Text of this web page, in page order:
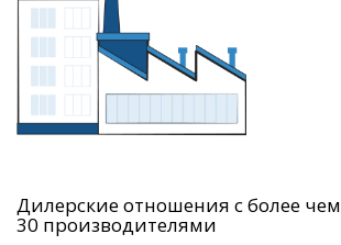
Дилерские отношения с более чем
30 производителями